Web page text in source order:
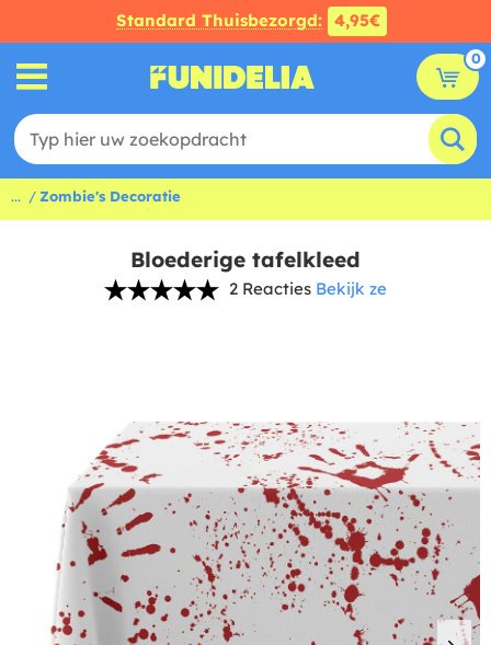
Standard Thuisbezorgd: 4,95€
0
... Zombie's Decoratie
Bloederige tafelkleed
2 Reacties Bekijk ze